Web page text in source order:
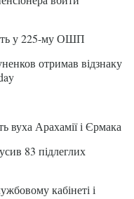
у 225-му ОШП
отримав відзнаку
вуха Арахамії і Єрмака
83 підлеглих
кабінеті і